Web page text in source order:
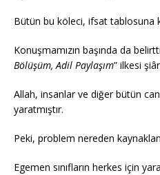
Bütün bu köleci, ifsat tablosuna
Konuşmamızın başında da
Bölüşüm, Adil Paylaşım” ilkesi
Allah, insanlar ve diğer bütün
yaratmıştır.
Peki, problem nereden
Egemen sınıfların herkes için